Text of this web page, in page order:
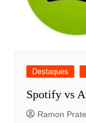
Destaques
Spotify vs
Ramon